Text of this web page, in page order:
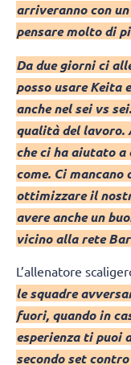
arriveranno con
pensare molto di
Da due giorni ci
posso usare Keita
anche nel sei vs
qualità del lavoro.
che ci ha aiutato a
come. Ci mancano
ottimizzare il
avere anche un
vicino alla rete
L’allenatore
le squadre
fuori, quando in
esperienza ti puoi
secondo set